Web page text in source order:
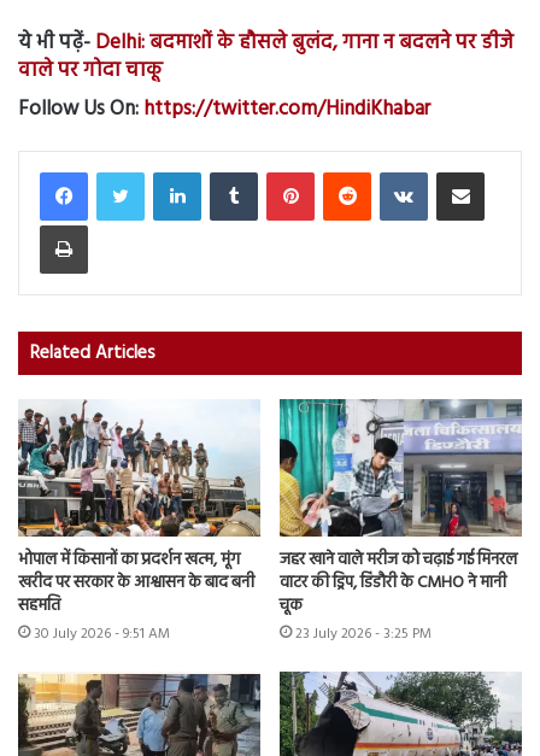
ये भी पढ़ें-Delhi: बदमाशों के हौसले बुलंद, गाना न बदलने पर डीजे
वाले पर गोदा चाकू
Follow Us On:https://twitter.com/HindiKhabar
LinkedInTumblr PinterestReddit VKontakteShare via Email
Print
Related Articles
भोपाल में किसानों का प्रदर्शन खत्म, मूंग
खरीद पर सरकार के आश्वासन के बाद बनी
सहमति
30 July 2026 - 9:51 AM
जहर खाने वाले मरीज को चढ़ाई गई मिनरल
वाटर की ड्रिप, डिंडौरी के CMHO ने मानी
चूक
23 July 2026 - 3:25 PM